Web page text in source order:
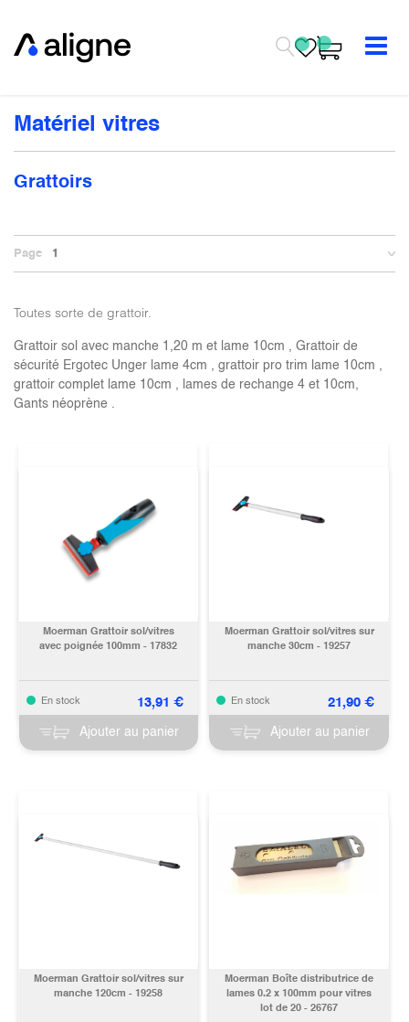
Matériel vitres
Grattoirs
Page 1
Toutes sorte de grattoir.
Grattoir sol avec manche 1,20 m et lame 10cm , Grattoir de
sécurité Ergotec Unger lame 4cm , grattoir pro trim lame 10cm ,
grattoir complet lame 10cm , lames de rechange 4 et 10cm,
Gants néoprène .
Moerman Grattoir sol/vitres
avec poignée 100mm - 17832
En stock 13,91 €
Ajouter au panier
Moerman Grattoir sol/vitres sur
manche 30cm - 19257
En stock 21,90€
Ajouter au panier
Moerman Grattoir sol/vitres sur
manche 120cm - 19258
Moerman Boîte distributrice de
lames 0.2 x 100mm pour vitres
lot de 20 - 26767